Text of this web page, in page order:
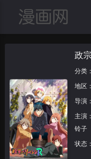
政
分类：
地区：
导演：
主演：
铃子
唯
状态